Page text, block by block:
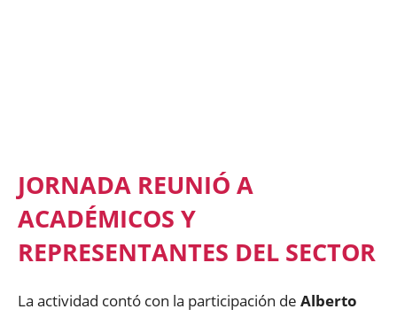
JORNADA REUNIÓ A
ACADÉMICOS Y
REPRESENTANTES DEL SECTOR
La actividad contó con la participación de Alberto